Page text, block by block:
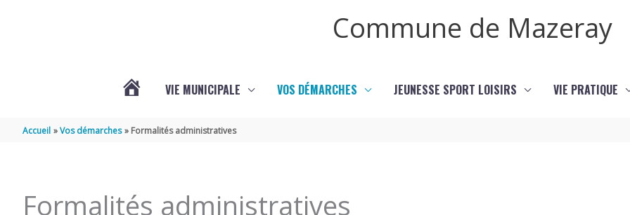
Commune de Mazeray
MAZERAY
VIE MUNICIPALE VOS DÉMARCHES JEUNESSE SPORT LOISIRS VIE PRATIQUE
Accueil Vos démarches Formalités administratives
Formalités administratives